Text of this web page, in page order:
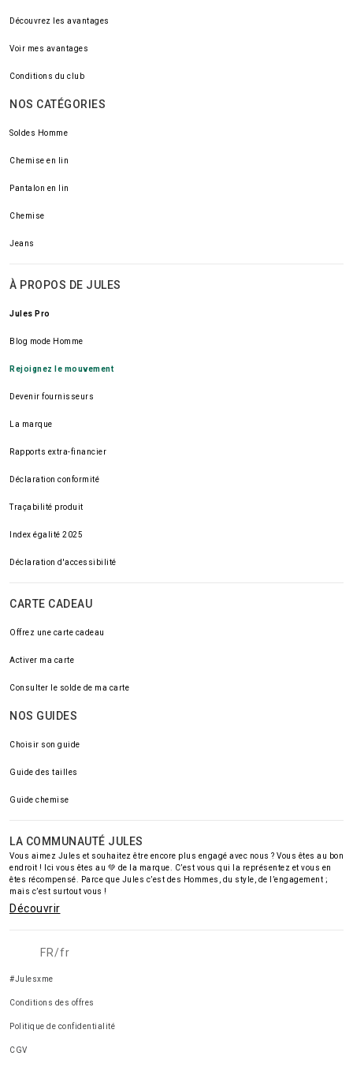
Découvrez les avantages
Voir mes avantages
Conditions du club
NOS CATÉGORIES
Soldes Homme
Chemise en lin
Pantalon en lin
Chemise
Jeans
À PROPOS DE JULES
Jules Pro
Blog mode Homme
Rejoignez le mouvement
Devenir fournisseurs
La marque
Rapports extra-financier
Déclaration conformité
Traçabilité produit
Index égalité 2025
Déclaration d'accessibilité
CARTE CADEAU
Offrez une carte cadeau
Activer ma carte
Consulter le solde de ma carte
NOS GUIDES
Choisir son guide
Guide des tailles
Guide chemise
LA COMMUNAUTÉ JULES
Vous aimez Jules et souhaitez être encore plus engagé avec nous ? Vous êtes au bon
endroit ! Ici vous êtes au 💚 de la marque. C’est vous qui la représentez et vous en
êtes récompensé. Parce que Jules c’est des Hommes, du style, de l’engagement ;
mais c’est surtout vous !
Découvrir
FR/fr
#Julesxme
Conditions des offres
Politique de confidentialité
CGV